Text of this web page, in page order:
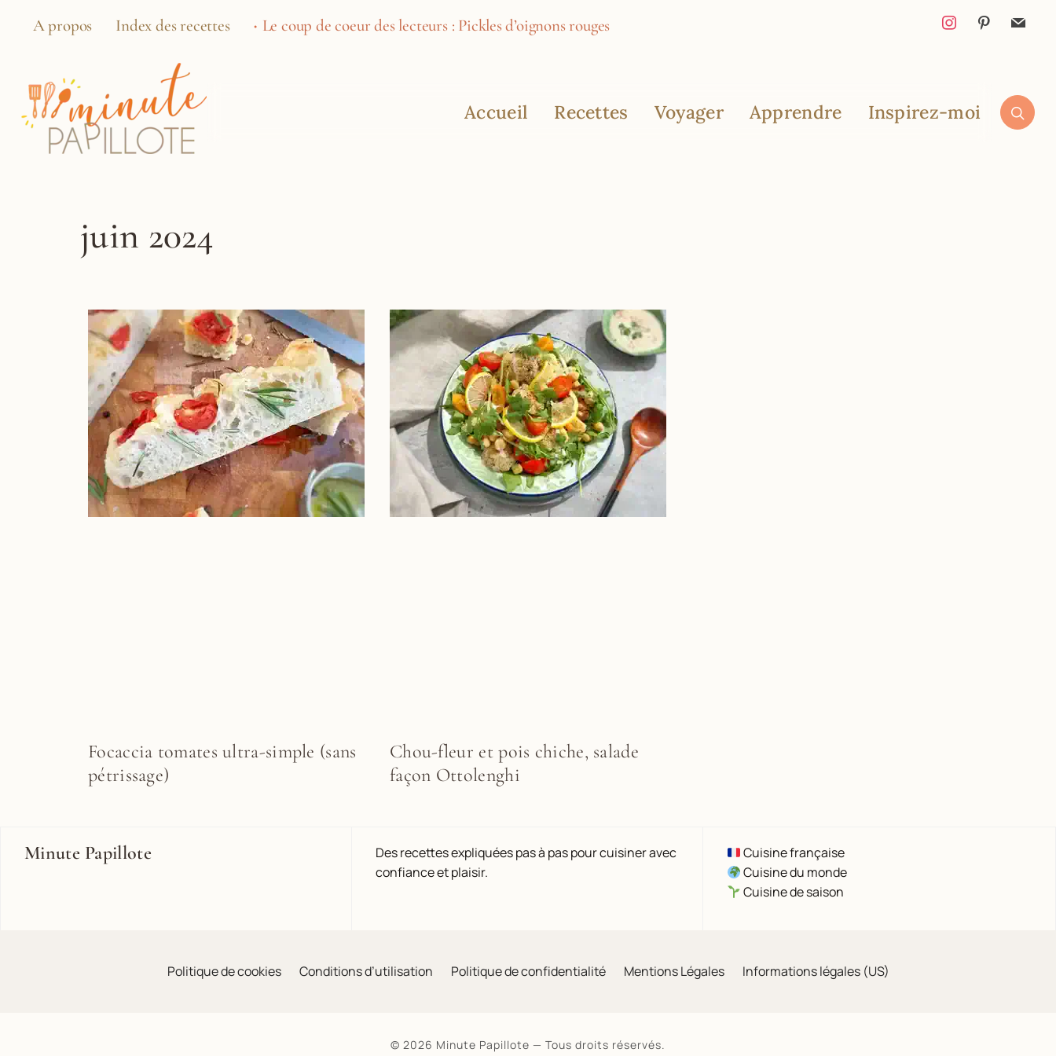
A propos Index des recettes Le coup de coeur des lecteurs : Pickles d’oignons rouges
Accueil Recettes Voyager Apprendre Inspirez-moi
juin 2024
Focaccia tomates ultra-simple (sans
pétrissage)
Chou-fleur et pois chiche, salade
façon Ottolenghi
Minute Papillote
Des recettes expliquées pas à pas pour cuisiner avec
confiance et plaisir.
Cuisine française
Cuisine du monde
Cuisine de saison
Politique de cookies Conditions d’utilisation Politique de confidentialité Mentions Légales Informations légales (US)
© 2026 Minute Papillote — Tous droits réservés.